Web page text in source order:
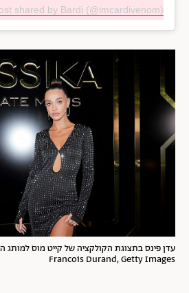
shared by Bardi (@imcardivenom)
עדן פינס בתצוגת הקולקציה של קייט מוס למותג
Francois Durand, Getty Images